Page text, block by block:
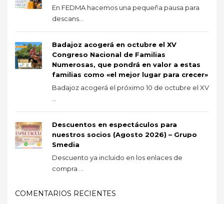
En FEDMA hacemos una pequeña pausa para
descans...
Badajoz acogerá en octubre el XV
Congreso Nacional de Familias
Numerosas, que pondrá en valor a estas
familias como «el mejor lugar para crecer»
Badajoz acogerá el próximo 10 de octubre el XV
Descuentos en espectáculos para
nuestros socios (Agosto 2026) – Grupo
Smedia
Descuento ya incluido en los enlaces de
compra ...
COMENTARIOS RECIENTES